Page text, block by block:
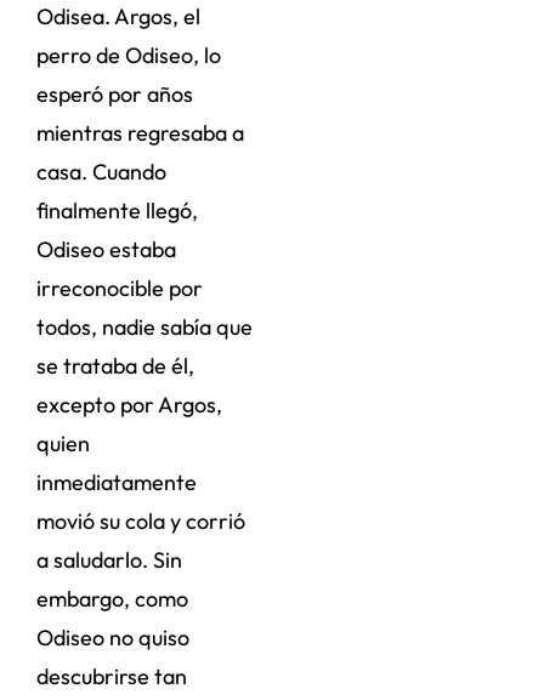
Odisea. Argos, el
perro de Odiseo, lo
esperó por años
mientras regresaba a
casa. Cuando
finalmente llegó,
Odiseo estaba
irreconocible por
todos, nadie sabía que
se trataba de él,
excepto por Argos,
quien
inmediatamente
movió su cola y corrió
a saludarlo. Sin
embargo, como
Odiseo no quiso
descubrirse tan